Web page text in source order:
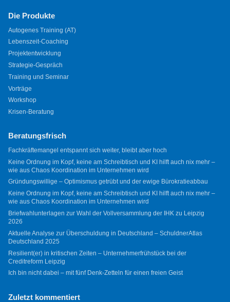
Die Produkte
Autogenes Training (AT)
Lebenszeit-Coaching
Projektentwicklung
Strategie-Gespräch
Training und Seminar
Vorträge
Workshop
Krisen-Beratung
Beratungsfrisch
Fachkräftemangel entspannt sich weiter, bleibt aber hoch
Keine Ordnung im Kopf, keine am Schreibtisch und KI hilft auch nix mehr –
wie aus Chaos Koordination im Unternehmen wird
Gründungswillige – Optimismus getrübt und der ewige Bürokratieabbau
Keine Ordnung im Kopf, keine am Schreibtisch und KI hilft auch nix mehr –
wie aus Chaos Koordination im Unternehmen wird
Briefwahlunterlagen zur Wahl der Vollversammlung der IHK zu Leipzig
2026
Aktuelle Analyse zur Überschuldung in Deutschland – SchuldnerAtlas
Deutschland 2025
Resilient(er) in kritischen Zeiten – Unternehmerfrühstück bei der
Creditreform Leipzig
Ich bin nicht dabei – mit fünf Denk-Zetteln für einen freien Geist
Zuletzt kommentiert